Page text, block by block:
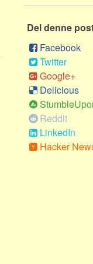
Del denne
Facebook
Twitter
Google+
Delicious
Reddit
LinkedIn
Hacker